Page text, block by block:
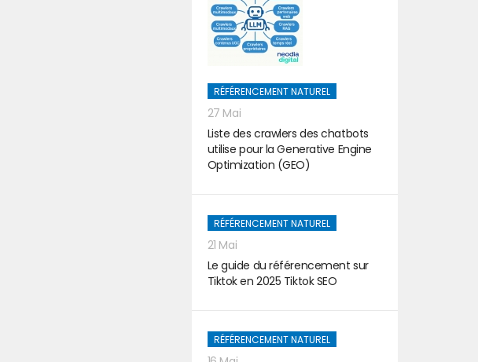
RÉFÉRENCEMENT NATUREL
27 Mai
Liste des crawlers des chatbots
utilise pour la Generative Engine
Optimization (GEO)
RÉFÉRENCEMENT NATUREL
21 Mai
Le guide du référencement sur
Tiktok en 2025 Tiktok SEO
RÉFÉRENCEMENT NATUREL